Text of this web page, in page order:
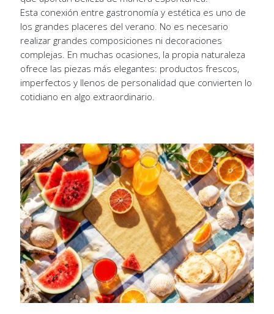
Esta conexión entre gastronomía y estética es uno de
los grandes placeres del verano. No es necesario
realizar grandes composiciones ni decoraciones
complejas. En muchas ocasiones, la propia naturaleza
ofrece las piezas más elegantes: productos frescos,
imperfectos y llenos de personalidad que convierten lo
cotidiano en algo extraordinario.